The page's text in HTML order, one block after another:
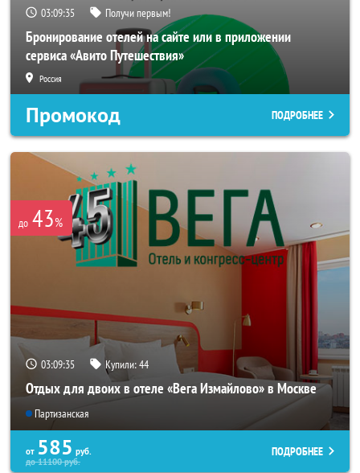
03:09:34 Получи первым!
Бронирование отелей на сайте или в приложении
сервиса «Авито Путешествия»
Россия
Промокод ПОДРОБНЕЕ
до 43%
03:09:34 Купили:44
Отдых для двоих в отеле «Вега Измайлово» в Москве
Партизанская
от 585 руб.
до11100руб.
ПОДРОБНЕЕ